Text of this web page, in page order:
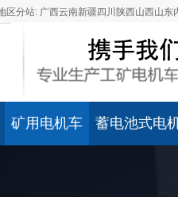
区分站: 广西云南新疆 四川 陕西山西山东
矿用电机车 蓄电池式电